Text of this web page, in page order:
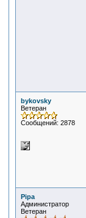
bykovsky
Ветеран
Сообщений: 2878
Pipa
Администратор
Ветеран